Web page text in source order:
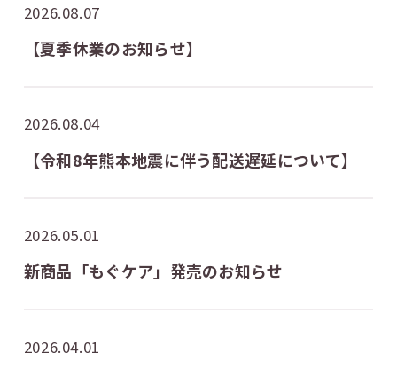
2026.08.07
【夏季休業のお知らせ】
2026.08.04
【令和8年熊本地震に伴う配送遅延について】
2026.05.01
新商品「もぐケア」発売のお知らせ
2026.04.01